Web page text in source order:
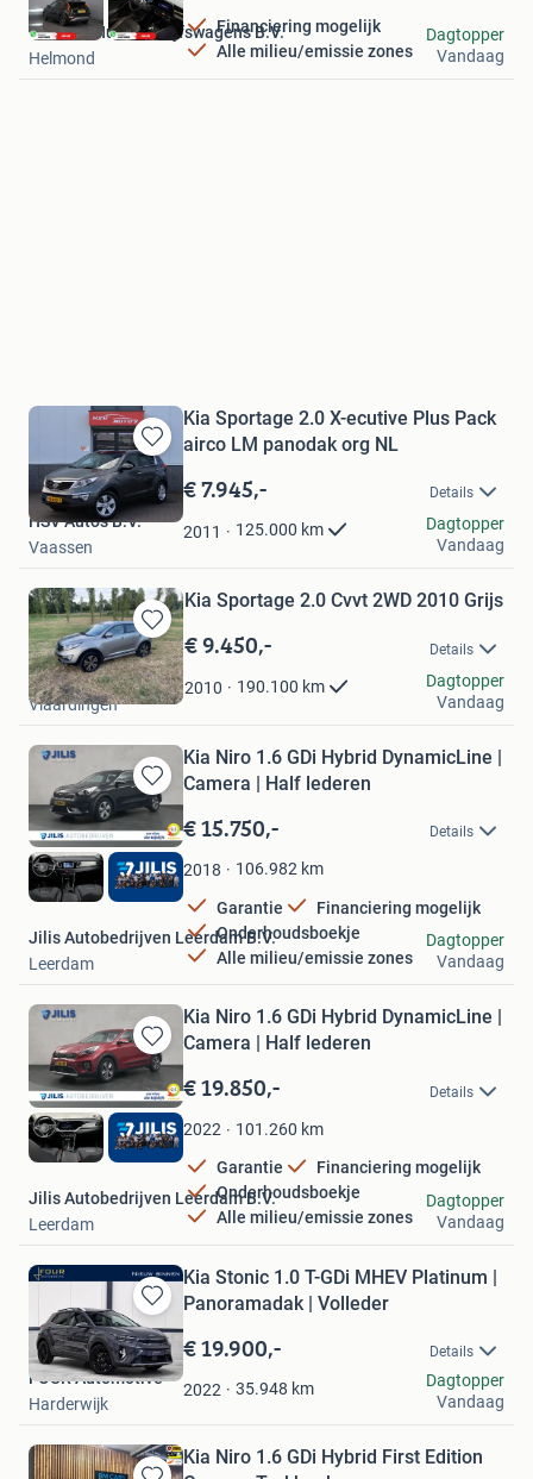
Financiering mogelijk
Alle milieu/emissie zones
Van den Hurk Bedrijfswagens B.V.
Helmond
Dagtopper
Vandaag
Bewaren
in
Mijn
Favorieten
Kia Sportage 2.0 X-ecutive Plus Pack
airco LM panodak org NL
€ 7.945,- Details
2011 125.000 km
HSV Auto's B.V.
Vaassen
Dagtopper
Vandaag
Bewaren
in
Mijn
Favorieten
Kia Sportage 2.0 Cvvt 2WD 2010 Grijs
€ 9.450,- Details
2010 190.100 km
Branco
Vlaardingen
Dagtopper
Vandaag
Bewaren
in
Mijn
Favorieten
Kia Niro 1.6 GDi Hybrid DynamicLine |
Camera | Half lederen
€ 15.750,- Details
2018 106.982 km
Garantie
Financiering mogelijk
Onderhoudsboekje
Alle milieu/emissie zones
Jilis Autobedrijven Leerdam B.V.
Leerdam
Dagtopper
Vandaag
Bewaren
in
Mijn
Favorieten
Kia Niro 1.6 GDi Hybrid DynamicLine |
Camera | Half lederen
€ 19.850,- Details
2022 101.260 km
Garantie
Financiering mogelijk
Onderhoudsboekje
Alle milieu/emissie zones
Jilis Autobedrijven Leerdam B.V.
Leerdam
Dagtopper
Vandaag
Bewaren
in
Mijn
Favorieten
Kia Stonic 1.0 T-GDi MHEV Platinum |
Panoramadak | Volleder
€ 19.900,- Details
2022 35.948 km
FOUR Automotive
Harderwijk
Dagtopper
Vandaag
Kia Niro 1.6 GDi Hybrid First Edition